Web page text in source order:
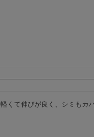
軽くて伸びが良く、シミもカ